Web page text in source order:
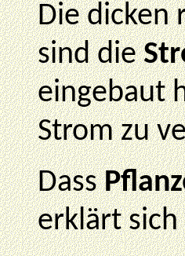
Die dicken
sind die
eingebaut
Strom zu
Dass
erklärt